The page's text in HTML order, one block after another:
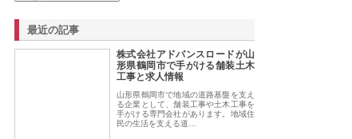
最近の記事
株式会社アドバンスロードが山
形県鶴岡市で手がける舗装土木
工事と求人情報
山形県鶴岡市で地域の道路基盤を支え
る企業として、舗装工事や土木工事を
手がける専門会社があります。地域住
民の生活を支える道…